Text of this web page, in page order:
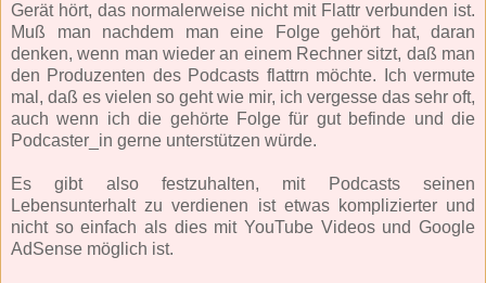
Gerät hört, das normalerweise nicht mit Flattr verbunden ist.
Muß man nachdem man eine Folge gehört hat, daran
denken, wenn man wieder an einem Rechner sitzt, daß man
den Produzenten des Podcasts flattrn möchte. Ich vermute
mal, daß es vielen so geht wie mir, ich vergesse das sehr oft,
auch wenn ich die gehörte Folge für gut befinde und die
Podcaster_in gerne unterstützen würde.
Es gibt also festzuhalten, mit Podcasts seinen
Lebensunterhalt zu verdienen ist etwas komplizierter und
nicht so einfach als dies mit YouTube Videos und Google
AdSense möglich ist.